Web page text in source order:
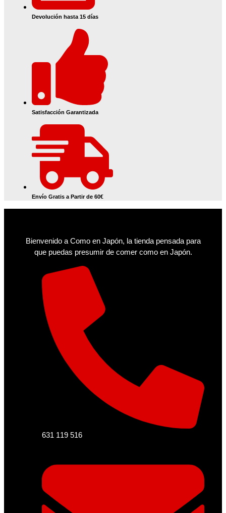
Devolución hasta 15 días
Satisfacción Garantizada
Envío Gratis a Partir de 60€
Bienvenido a Como en Japón, la tienda pensada para
que puedas presumir de comer como en Japón.
631 119 516